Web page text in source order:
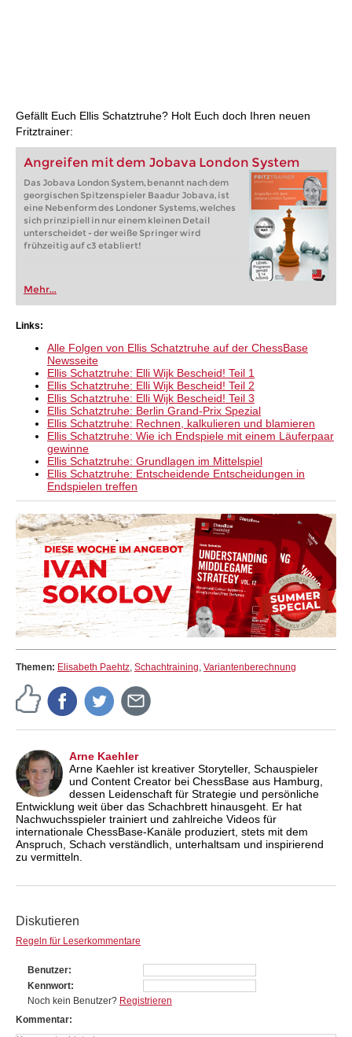
Gefällt Euch Ellis Schatztruhe? Holt Euch doch Ihren neuen
Fritztrainer:
Angreifen mit dem Jobava London System
Das Jobava London System, benannt nach dem
georgischen Spitzenspieler Baadur Jobava, ist
eine Nebenform des Londoner Systems, welches
sich prinzipiell in nur einem kleinen Detail
unterscheidet - der weiße Springer wird
frühzeitig auf c3 etabliert!
Mehr...
Links:
Alle Folgen von Ellis Schatztruhe auf der ChessBase
Newsseite
Ellis Schatztruhe: Elli Wijk Bescheid! Teil 1
Ellis Schatztruhe: Elli Wijk Bescheid! Teil 2
Ellis Schatztruhe: Elli Wijk Bescheid! Teil 3
Ellis Schatztruhe: Berlin Grand-Prix Spezial
Ellis Schatztruhe: Rechnen, kalkulieren und blamieren
Ellis Schatztruhe: Wie ich Endspiele mit einem Läuferpaar
gewinne
Ellis Schatztruhe: Grundlagen im Mittelspiel
Ellis Schatztruhe: Entscheidende Entscheidungen in
Endspielen treffen
Themen: Elisabeth Paehtz, Schachtraining, Variantenberechnung
Arne Kaehler
Arne Kaehler ist kreativer Storyteller, Schauspieler
und Content Creator bei ChessBase aus Hamburg,
dessen Leidenschaft für Strategie und persönliche
Entwicklung weit über das Schachbrett hinausgeht. Er hat
Nachwuchsspieler trainiert und zahlreiche Videos für
internationale ChessBase-Kanäle produziert, stets mit dem
Anspruch, Schach verständlich, unterhaltsam und inspirierend
zu vermitteln.
Diskutieren
Regeln für Leserkommentare
Benutzer
Kennwort
Noch kein Benutzer? Registrieren
Kommentar